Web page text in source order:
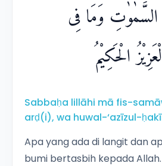
وَمَا فِى
الْحَكِيْمُ
Sabbaḥa lillāhi mā fis-
arḍ(i), wa huwal-‘azīzul-
Apa yang ada di langit dan
bumi bertasbih kepada